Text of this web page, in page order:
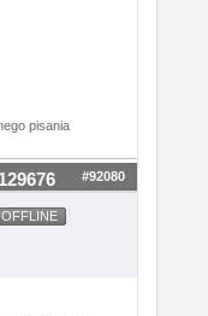
pisania
#92080
OFFLINE